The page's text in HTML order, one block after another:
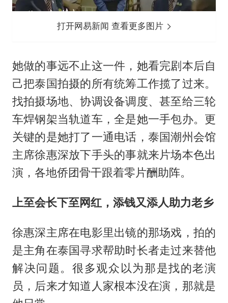
打开网易新闻 查看更多图片
她做的事远不止这一件，她看完剧本后自
己把泰国拍摄的所有统筹工作揽了过来。
找拍摄场地、协调设备调度、甚至给三轮
车焊钢架当轨道车，全是她一手包办。更
关键的是她打了一通电话，泰国潮州会馆
主席徐惠深放下手头的事就来片场本色出
演，各地侨团骨干跟着零片酬助阵。
上至会长下至网红，添钱又添人助力老乡
徐惠深主席在电影里出镜的那场戏，拍的
是主角在泰国寻求帮助时长者走过来替他
解决问题。很多观众以为那是找的老演
员，后来才知道人家根本没在演，那就是